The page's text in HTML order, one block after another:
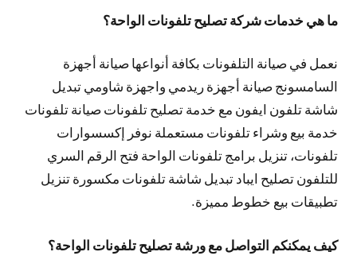
ما هي خدمات شركة تصليح تلفونات الواحة؟
نعمل في صيانة التلفونات بكافة أنواعها صيانة أجهزة
السامسونج صيانة أجهزة ريدمي واجهزة شاومي تبديل
شاشة تلفون ايفون مع خدمة تصليح تلفونات صيانة تلفونات
خدمة بيع وشراء تلفونات مستعملة نوفر إكسسوارات
تلفونات، تنزيل برامج تلفونات الواحة فتح الرقم السري
للتلفون تصليح ايباد تبديل شاشة تلفونات مكسورة تنزيل
تطبيقات بيع خطوط مميزة.
كيف يمكنكم التواصل مع ورشة تصليح تلفونات الواحة؟